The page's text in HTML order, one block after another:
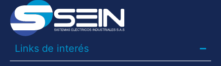
Links de interés